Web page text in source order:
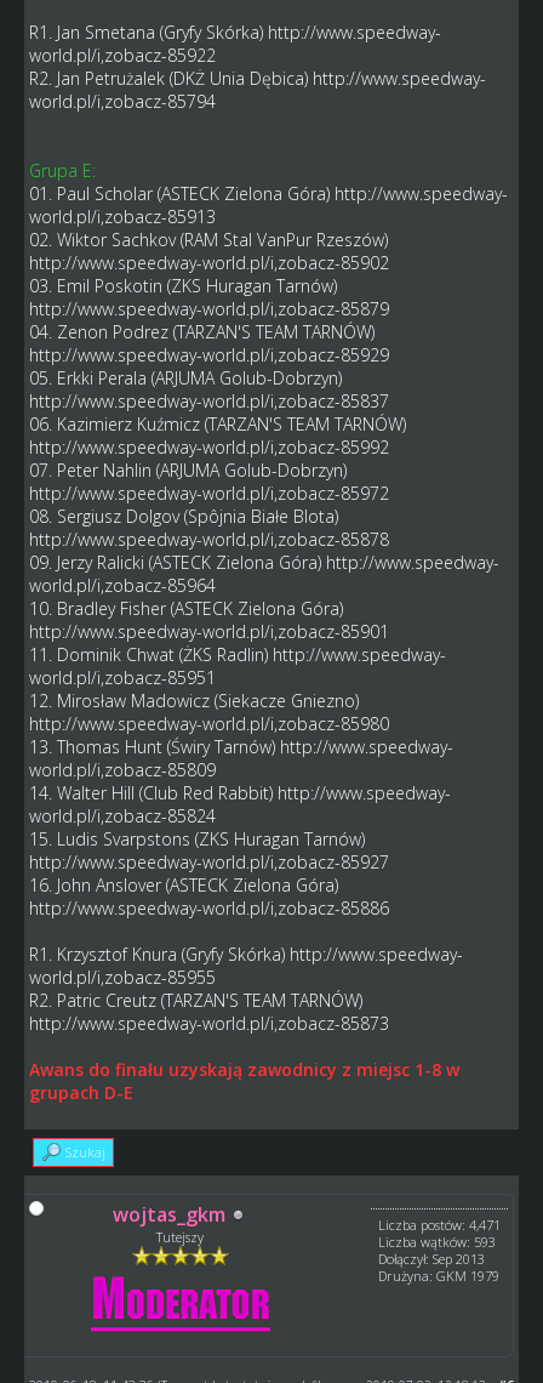
R1. Jan Smetana (Gryfy Skórka) http://www.speedway-
world.pl/i,zobacz-85922
R2. Jan Petrużalek (DKŻ Unia Dębica) http://www.speedway-
world.pl/i,zobacz-85794
Grupa E:
01. Paul Scholar (ASTECK Zielona Góra) http://www.speedway-
world.pl/i,zobacz-85913
02. Wiktor Sachkov (RAM Stal VanPur Rzeszów)
http://www.speedway-world.pl/i,zobacz-85902
03. Emil Poskotin (ZKS Huragan Tarnów)
http://www.speedway-world.pl/i,zobacz-85879
04. Zenon Podrez (TARZAN'S TEAM TARNÓW)
http://www.speedway-world.pl/i,zobacz-85929
05. Erkki Perala (ARJUMA Golub-Dobrzyn)
http://www.speedway-world.pl/i,zobacz-85837
06. Kazimierz Kuźmicz (TARZAN'S TEAM TARNÓW)
http://www.speedway-world.pl/i,zobacz-85992
07. Peter Nahlin (ARJUMA Golub-Dobrzyn)
http://www.speedway-world.pl/i,zobacz-85972
08. Sergiusz Dolgov (Spôjnia Białe Blota)
http://www.speedway-world.pl/i,zobacz-85878
09. Jerzy Ralicki (ASTECK Zielona Góra) http://www.speedway-
world.pl/i,zobacz-85964
10. Bradley Fisher (ASTECK Zielona Góra)
http://www.speedway-world.pl/i,zobacz-85901
11. Dominik Chwat (ŻKS Radlin) http://www.speedway-
world.pl/i,zobacz-85951
12. Mirosław Madowicz (Siekacze Gniezno)
http://www.speedway-world.pl/i,zobacz-85980
13. Thomas Hunt (Świry Tarnów) http://www.speedway-
world.pl/i,zobacz-85809
14. Walter Hill (Club Red Rabbit) http://www.speedway-
world.pl/i,zobacz-85824
15. Ludis Svarpstons (ZKS Huragan Tarnów)
http://www.speedway-world.pl/i,zobacz-85927
16. John Anslover (ASTECK Zielona Góra)
http://www.speedway-world.pl/i,zobacz-85886
R1. Krzysztof Knura (Gryfy Skórka) http://www.speedway-
world.pl/i,zobacz-85955
R2. Patric Creutz (TARZAN'S TEAM TARNÓW)
http://www.speedway-world.pl/i,zobacz-85873
Awans do finału uzyskają zawodnicy z miejsc 1-8 w
grupach D-E
Szukaj
wojtas_gkm
Tutejszy
Liczba postów: 4,471
Liczba wątków: 593
Dołączył: Sep 2013
Drużyna: GKM 1979